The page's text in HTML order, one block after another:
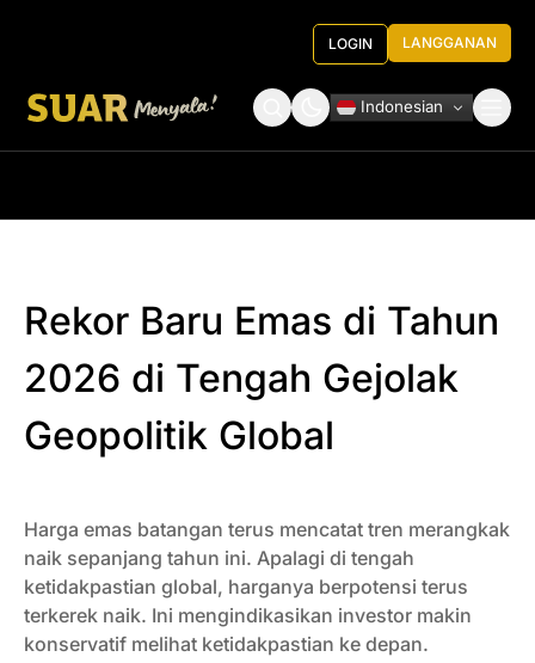
LOGIN LANGGANAN
Indonesian
Rekor Baru Emas di Tahun
2026 di Tengah Gejolak
Geopolitik Global
Harga emas batangan terus mencatat tren merangkak
naik sepanjang tahun ini. Apalagi di tengah
ketidakpastian global, harganya berpotensi terus
terkerek naik. Ini mengindikasikan investor makin
konservatif melihat ketidakpastian ke depan.